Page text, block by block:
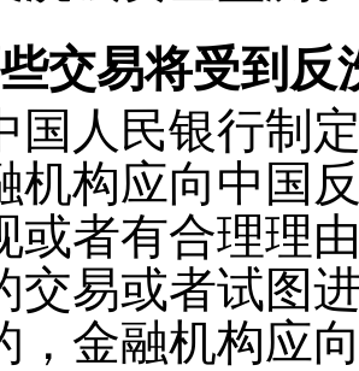
交易将受到反
国人民银行制
机构应向中国
或者有合理理
交易或者试图
，金融机构应